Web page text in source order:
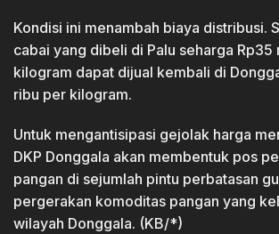
Kondisi ini menambah biaya distribusi.
cabai yang dibeli di Palu seharga Rp35
kilogram dapat dijual kembali di
ribu per kilogram.
Untuk mengantisipasi gejolak harga
DKP Donggala akan membentuk pos
pangan di sejumlah pintu perbatasan
pergerakan komoditas pangan yang
wilayah Donggala. (KB/*)